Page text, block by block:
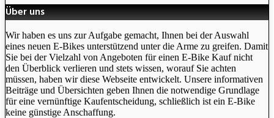
Über uns
Wir haben es uns zur Aufgabe gemacht, Ihnen bei der Auswahl
eines neuen E-Bikes unterstützend unter die Arme zu greifen. Damit
Sie bei der Vielzahl von Angeboten für einen E-Bike Kauf nicht
den Überblick verlieren und stets wissen, worauf Sie achten
müssen, haben wir diese Webseite entwickelt. Unsere informativen
Beiträge und Übersichten geben Ihnen die notwendige Grundlage
für eine vernünftige Kaufentscheidung, schließlich ist ein E-Bike
keine günstige Anschaffung.